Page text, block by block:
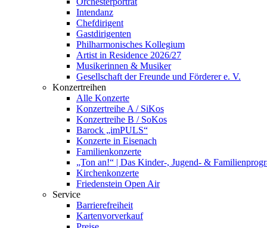
Intendanz
Chefdirigent
Gastdirigenten
Philharmonisches Kollegium
Artist in Residence 2026/27
Musikerinnen & Musiker
Gesellschaft der Freunde und Förderer e. V.
Konzertreihen
Alle Konzerte
Konzertreihe A / SiKos
Konzertreihe B / SoKos
Barock „imPULS“
Konzerte in Eisenach
Familienkonzerte
„Ton an!“ | Das Kinder-, Jugend- &
Kirchenkonzerte
Friedenstein Open Air
Service
Barrierefreiheit
Kartenvorverkauf